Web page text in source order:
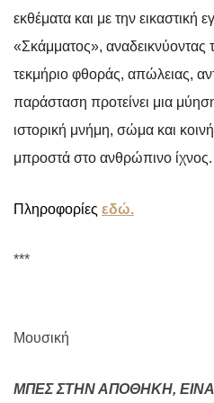
εκθέματα και με την εικαστική
«Σκάμματος»,
τεκμήριο φθοράς, απώλειας,
παράσταση προτείνει μια
ιστορική μνήμη, σώμα και
μπροστά στο ανθρώπινο ίχνος.
Πληροφορίες εδώ.
***
Μουσική
ΜΠΕΣ ΣΤΗΝ ΑΠΟΘΗΚΗ,